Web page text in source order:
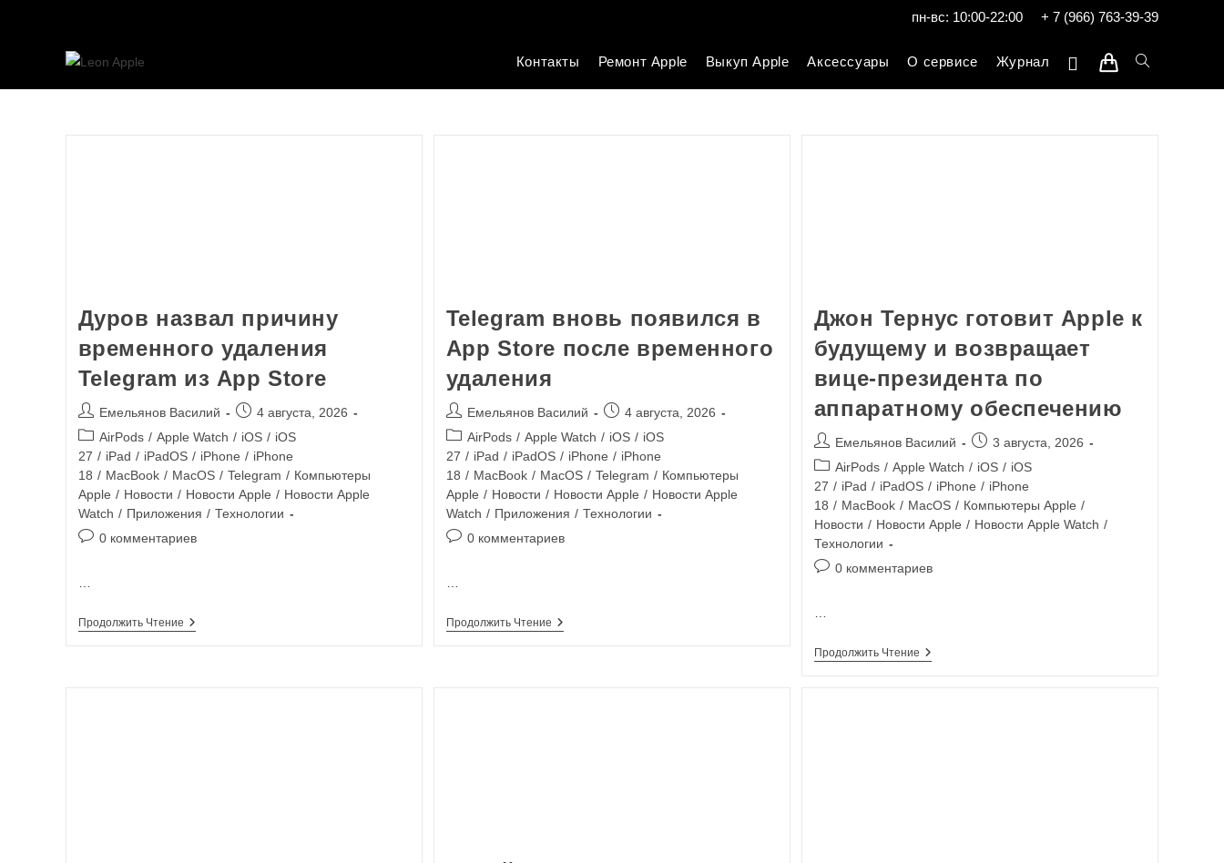
пн-вс: 10:00-22:00 + 7 (966) 763-39-39
Контакты Ремонт Apple Выкуп Apple Аксессуары О сервисе Журнал
Дуров назвал причину
временного удаления
Telegram из App Store
Емельянов Василий
4 августа, 2026
AirPods / Apple Watch / iOS / iOS
27 / iPad / iPadOS / iPhone / iPhone
18 / MacBook / MacOS / Telegram / Компьютеры
Apple / Новости / Новости Apple / Новости Apple
Watch / Приложения / Технологии
0 комментариев
Продолжить Чтение
Telegram вновь появился в
App Store после временного
удаления
Емельянов Василий
4 августа, 2026
AirPods / Apple Watch / iOS / iOS
27 / iPad / iPadOS / iPhone / iPhone
18 / MacBook / MacOS / Telegram / Компьютеры
Apple / Новости / Новости Apple / Новости Apple
Watch / Приложения / Технологии
0 комментариев
Продолжить Чтение
Джон Тернус готовит Apple к
будущему и возвращает
вице-президента по
аппаратному обеспечению
Емельянов Василий
3 августа, 2026
AirPods / Apple Watch / iOS / iOS
27 / iPad / iPadOS / iPhone / iPhone
18 / MacBook / MacOS / Компьютеры Apple /
Новости / Новости Apple / Новости Apple Watch /
Технологии
0 комментариев
Продолжить Чтение